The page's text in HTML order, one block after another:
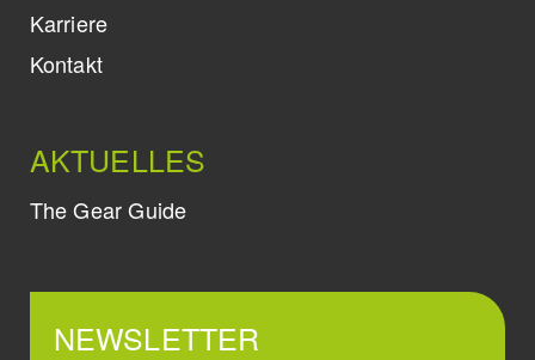
Karriere
Kontakt
AKTUELLES
The Gear Guide
NEWSLETTER